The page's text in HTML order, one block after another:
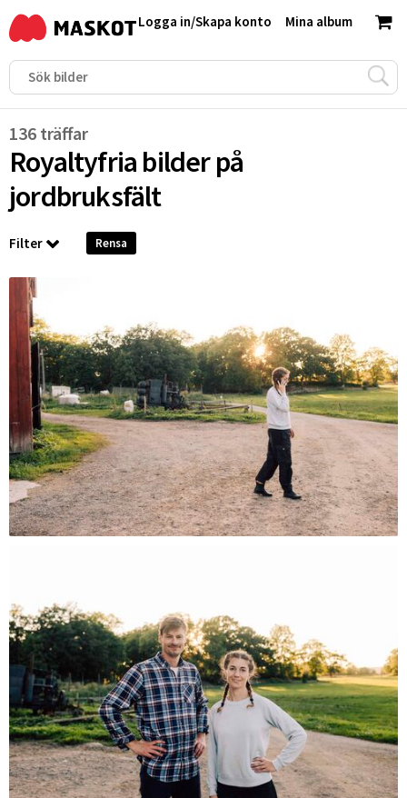
Mina album
Logga in/Skapa konto
136 träffar
Royaltyfria bilder på
jordbruksfält
Filter Rensa